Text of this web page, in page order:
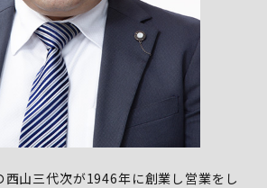
西山三代次が1946年に創業し営業をし